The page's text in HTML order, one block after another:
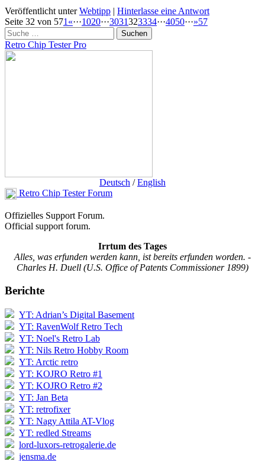
Veröffentlicht unterWebtipp
Hinterlasse eine Antwort
Beitragsnavigation
Seite 32 von 571«···1020···3031323334···4050···»57
Suchen
Retro Chip Tester Pro
Deutsch /English
Retro Chip Tester Forum
Offizielles Support Forum.
Official support forum.
Irrtum des Tages
Alles, was erfunden werden kann, ist bereits erfunden worden. -
Charles H. Duell (U.S. Office of Patents Commissioner 1899)
Berichte
YT: Adrian’s Digital Basement
YT: RavenWolf Retro Tech
YT: Noel's Retro Lab
YT: Nils Retro Hobby Room
YT: Arctic retro
YT: KOJRO Retro #1
YT: KOJRO Retro #2
YT: Jan Beta
YT: retrofixer
YT: Nagy Attila AT-Vlog
YT: redled Streams
lord-luxors-retrogalerie.de
jensma.de